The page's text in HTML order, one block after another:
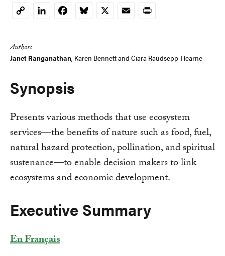
CopyLinkedInFacebookBluesky
X EmailPrint
Authors
Janet Ranganathan, Karen Bennettand Ciara Raudsepp-Hearne
Synopsis
Presents various methods that use ecosystem
services—the benefits of nature such as food, fuel,
natural hazard protection, pollination, and spiritual
sustenance—to enable decision makers to link
ecosystems and economic development.
Executive Summary
En Français